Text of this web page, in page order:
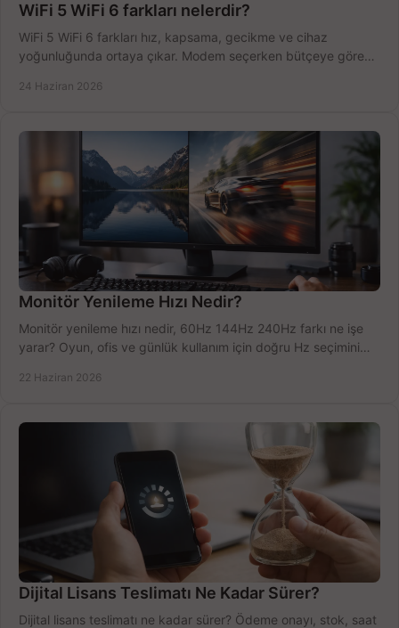
WiFi 5 WiFi 6 farkları nelerdir?
WiFi 5 WiFi 6 farkları hız, kapsama, gecikme ve cihaz
yoğunluğunda ortaya çıkar. Modem seçerken bütçeye göre
24 Haziran 2026
Monitör Yenileme Hızı Nedir?
Monitör yenileme hızı nedir, 60Hz 144Hz 240Hz farkı ne işe
yarar? Oyun, ofis ve günlük kullanım için doğru Hz seçimini
22 Haziran 2026
Dijital Lisans Teslimatı Ne Kadar Sürer?
Dijital lisans teslimatı ne kadar sürer? Ödeme onayı, stok, saat